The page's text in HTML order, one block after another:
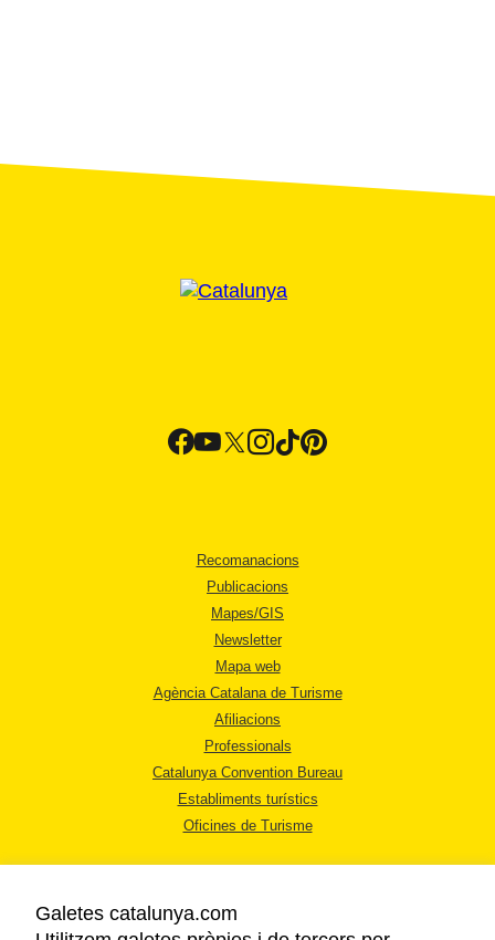
Recomanacions
Publicacions
Mapes/GIS
Newsletter
Mapa web
Agència Catalana de Turisme
Afiliacions
Professionals
Catalunya Convention Bureau
Establiments turístics
Oficines de Turisme
Galetes catalunya.com